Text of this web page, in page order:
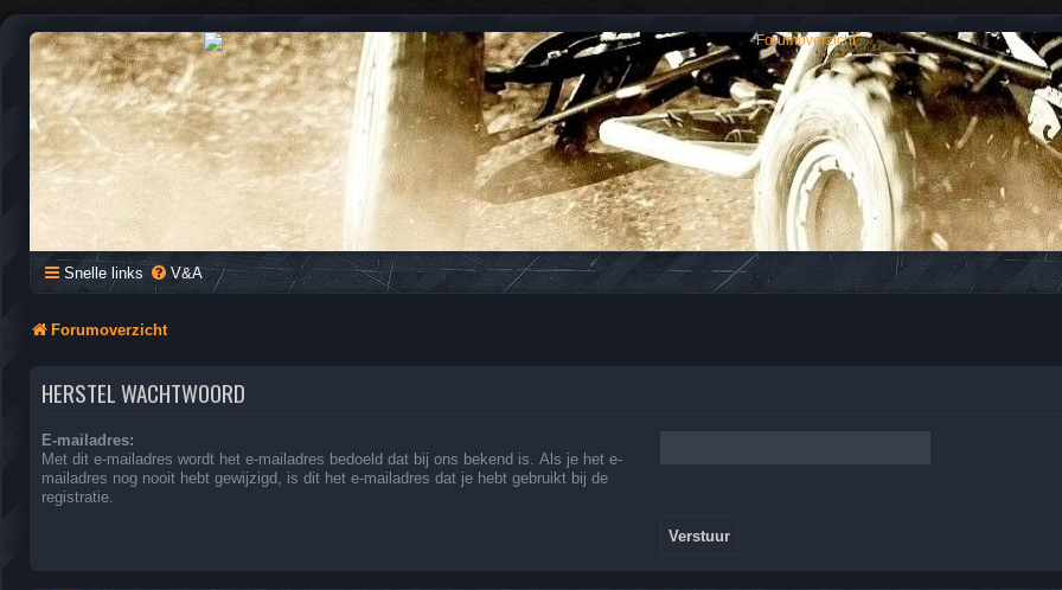
QUAD FORUM NEDERLAND
Het Quad Forum van Nederland en Vlaanderen, voor al je vragen en antwoorden over Quads en ATV's.
Snelle links V&A
Forumoverzicht
HERSTEL WACHTWOORD
E-mailadres:
Met dit e-mailadres wordt het e-mailadres bedoeld dat bij ons bekend is. Als je het e-
mailadres nog nooit hebt gewijzigd, is dit het e-mailadres dat je hebt gebruikt bij de
registratie.